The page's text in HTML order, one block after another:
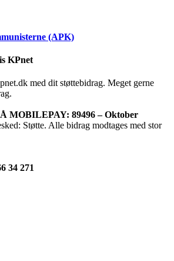
(APK)
KPnet
med dit støttebidrag. Meget gerne
MOBILEPAY: 89496 – Oktober
Støtte. Alle bidrag modtages med stor
34 271